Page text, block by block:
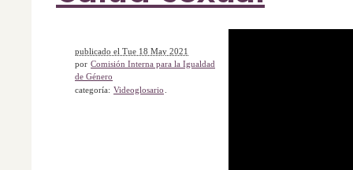
publicado el Tue 18 May 2021
por Comisión Interna para la Igualdad
de Género
categoría: Videoglosario